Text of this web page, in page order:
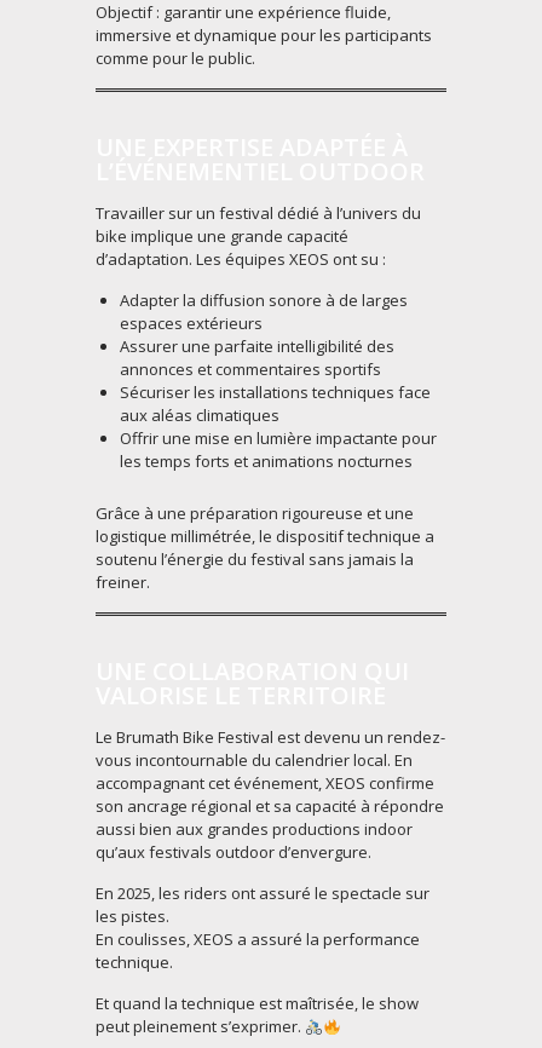
Objectif : garantir une expérience fluide,
immersive et dynamique pour les participants
comme pour le public.
Travailler sur un festival dédié à l’univers du
bike implique une grande capacité
d’adaptation. Les équipes XEOS ont su :
Adapter la diffusion sonore à de larges
espaces extérieurs
Assurer une parfaite intelligibilité des
annonces et commentaires sportifs
Sécuriser les installations techniques face
aux aléas climatiques
Offrir une mise en lumière impactante pour
les temps forts et animations nocturnes
Grâce à une préparation rigoureuse et une
logistique millimétrée, le dispositif technique a
soutenu l’énergie du festival sans jamais la
freiner.
Le Brumath Bike Festival est devenu un rendez-
vous incontournable du calendrier local. En
accompagnant cet événement, XEOS confirme
son ancrage régional et sa capacité à répondre
aussi bien aux grandes productions indoor
qu’aux festivals outdoor d’envergure.
En 2025, les riders ont assuré le spectacle sur
les pistes.
En coulisses, XEOS a assuré la performance
technique.
Et quand la technique est maîtrisée, le show
peut pleinement s’exprimer.